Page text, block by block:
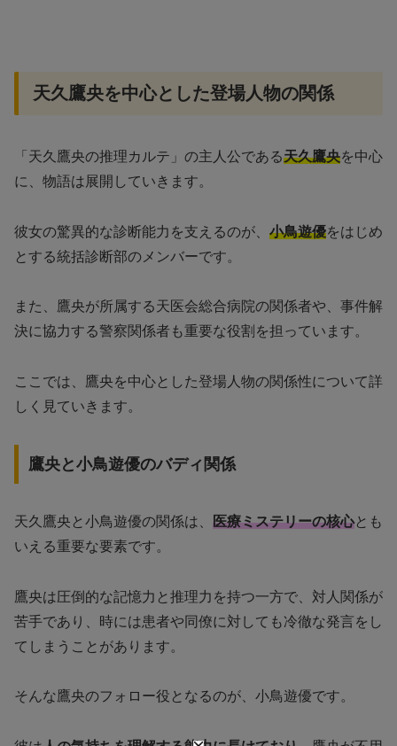
天久鷹央を中心とした登場人物の関係
「天久鷹央の推理カルテ」の主人公である天久鷹央を中心
に、物語は展開していきます。
彼女の驚異的な診断能力を支えるのが、 小鳥遊優をはじめ
とする統括診断部のメンバーです。
また、鷹央が所属する天医会総合病院の関係者や、事件解
決に協力する警察関係者も重要な役割を担っています。
ここでは、鷹央を中心とした登場人物の関係性について詳
しく見ていきます。
鷹央と小鳥遊優のバディ関係
天久鷹央と小鳥遊優の関係は、 医療ミステリーの核心とも
いえる重要な要素です。
鷹央は圧倒的な記憶力と推理力を持つ一方で、対人関係が
苦手であり、時には患者や同僚に対しても冷徹な発言をし
てしまうことがあります。
そんな鷹央のフォロー役となるのが、小鳥遊優です。